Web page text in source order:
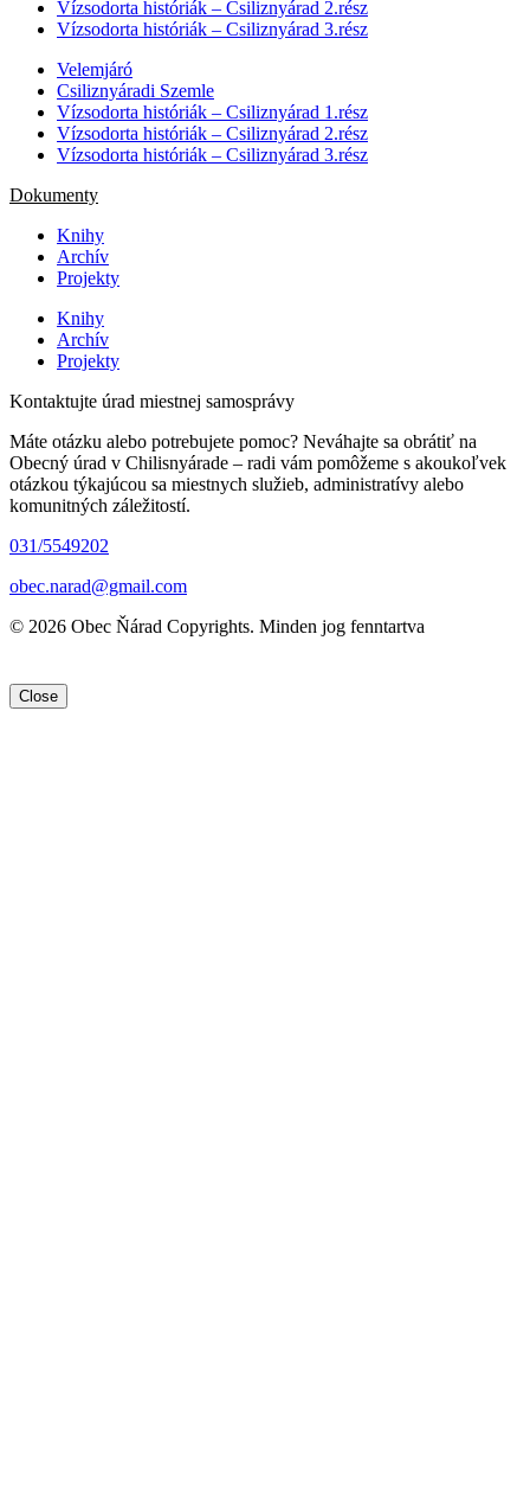
Vízsodorta históriák – Csiliznyárad 2.rész
Vízsodorta históriák – Csiliznyárad 3.rész
Velemjáró
Csiliznyáradi Szemle
Vízsodorta históriák – Csiliznyárad 1.rész
Vízsodorta históriák – Csiliznyárad 2.rész
Vízsodorta históriák – Csiliznyárad 3.rész
Dokumenty
Knihy
Archív
Projekty
Knihy
Archív
Projekty
Kontaktujte úrad miestnej samosprávy
Máte otázku alebo potrebujete pomoc? Neváhajte sa obrátiť na
Obecný úrad v Chilisnyárade – radi vám pomôžeme s akoukoľvek
otázkou týkajúcou sa miestnych služieb, administratívy alebo
komunitných záležitostí.
031/5549202
obec.narad@gmail.com
© 2026 Obec Ňárad Copyrights. Minden jog fenntartva
Close